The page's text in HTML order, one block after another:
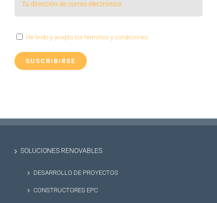
He leído y acepto los términos y condiciones
SOLUCIONES RENOVABLES
DESARROLLO DE PROYECTOS
CONSTRUCTORES EPC